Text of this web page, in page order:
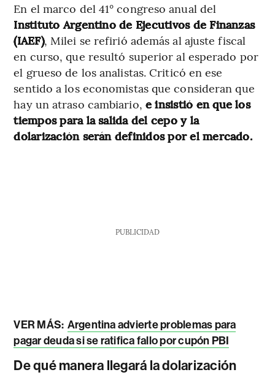
En el marco del 41° congreso anual del
Instituto Argentino de Ejecutivos de Finanzas
(IAEF), Milei se refirió además al ajuste fiscal
en curso, que resultó superior al esperado por
el grueso de los analistas. Criticó en ese
sentido a los economistas que consideran que
hay un atraso cambiario, e insistió en que los
tiempos para la salida del cepo y la
dolarización serán definidos por el mercado.
PUBLICIDAD
VER MÁS: Argentina advierte problemas para
pagar deuda si se ratifica fallo por cupón PBI
De qué manera llegará la dolarización